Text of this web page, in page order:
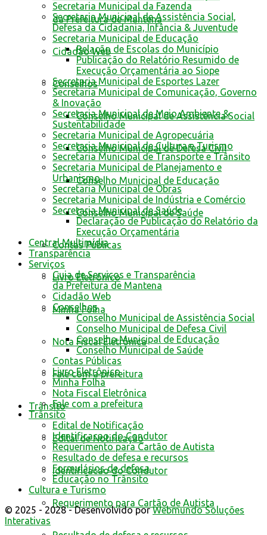
da Prefeitura de Mantena
Cidadão Web
Conselhos
Conselho Municipal de Assistência Social
Conselho Municipal de Defesa Civil
Conselho Municipal de Educação
Conselho Municipal de Saúde
Contas Públicas
Livro Eletrônico
Minha Folha
Nota Fiscal Eletrônica
Fale com a prefeitura
Trânsito
Edital de Notificação
Identificacao do Condutor
Requerimento para Cartão de Autista
Secretaria Municipal da Fazenda
Secretaria Municipal de Assistência Social,
Defesa da Cidadania, Infância & Juventude
Secretaria Municipal de Educação
Relação de Escolas do Município
Publicação do Relatório Resumido de
Execução Orçamentária ao Siope
Secretaria Municipal de Esportes Lazer
Secretaria Municipal de Comunicação, Governo
& Inovação
Secretaria Municipal de Meio Ambiente &
Sustentabilidade
Secretaria Municipal de Agropecuária
Secretaria Municipal de Cultura e Turismo
Secretaria Municipal de Transporte e Trânsito
Secretaria Municipal de Planejamento e
Urbanismo
Secretaria Municipal de Obras
Secretaria Municipal de Indústria e Comércio
Secretaria Municipal de Saúde
Declaração de Publicação do Relatório da
Execução Orçamentária
Central Multimídia
Transparência
Serviços
Guia de Serviços e Transparência
da Prefeitura de Mantena
Cidadão Web
Conselhos
Conselho Municipal de Assistência Social
Conselho Municipal de Defesa Civil
Conselho Municipal de Educação
Conselho Municipal de Saúde
Contas Públicas
Livro Eletrônico
Minha Folha
Nota Fiscal Eletrônica
Fale com a prefeitura
Trânsito
Edital de Notificação
Identificacao do Condutor
Requerimento para Cartão de Autista
Resultado de defesa e recursos
Formulários de defesa
Educação no Trânsito
Cultura e Turismo
© 2025 - 2028 - Desenvolvido porWebmundo Soluções
Interativas